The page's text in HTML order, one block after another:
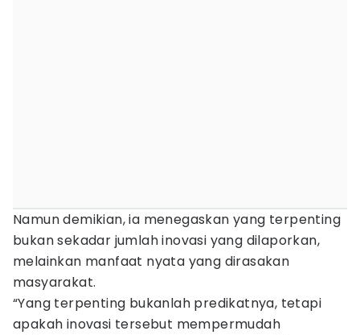
Namun demikian, ia menegaskan yang terpenting
bukan sekadar jumlah inovasi yang dilaporkan,
melainkan manfaat nyata yang dirasakan
masyarakat.
“Yang terpenting bukanlah predikatnya, tetapi
apakah inovasi tersebut mempermudah